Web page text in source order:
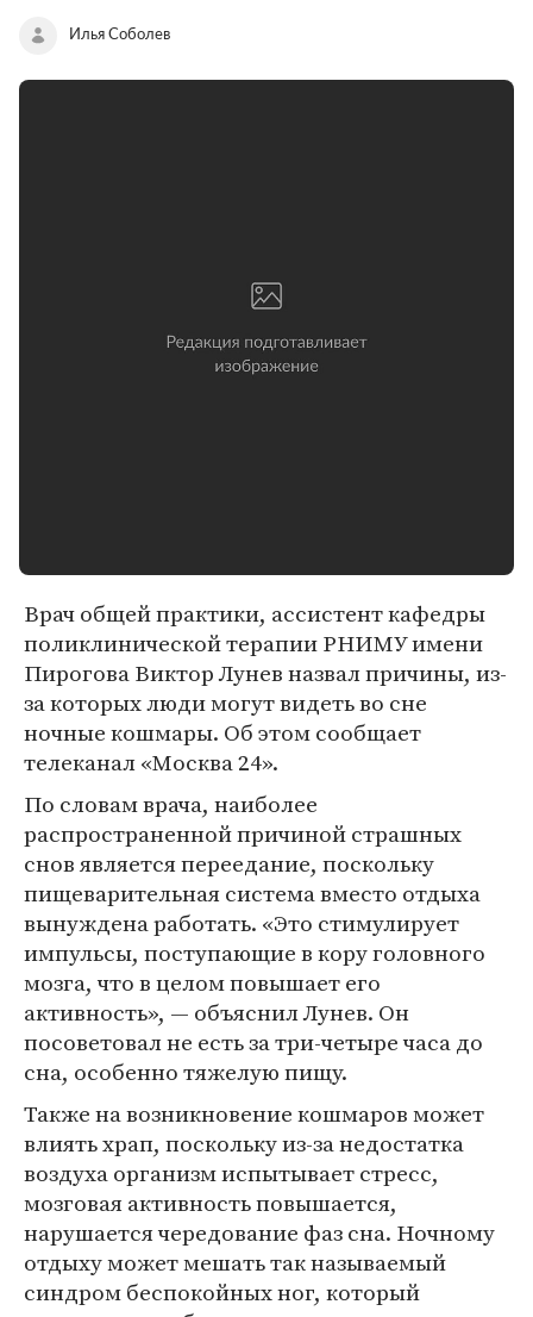
Илья Соболев
Врач общей практики, ассистент кафедры
поликлинической терапии РНИМУ имени
Пирогова Виктор Лунев назвал причины, из-
за которых люди могут видеть во сне
ночные кошмары. Об этом сообщает
телеканал «Москва 24».
По словам врача, наиболее
распространенной причиной страшных
снов является переедание, поскольку
пищеварительная система вместо отдыха
вынуждена работать. «Это стимулирует
импульсы, поступающие в кору головного
мозга, что в целом повышает его
активность», — объяснил Лунев. Он
посоветовал не есть за три-четыре часа до
сна, особенно тяжелую пищу.
Также на возникновение кошмаров может
влиять храп, поскольку из-за недостатка
воздуха организм испытывает стресс,
мозговая активность повышается,
нарушается чередование фаз сна. Ночному
отдыху может мешать так называемый
синдром беспокойных ног, который